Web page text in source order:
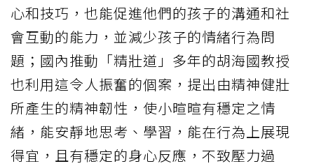
心和技巧，也能促進他們的孩子的溝通和社
會互動的能力，並減少孩子的情緒行為問
題；國內推動「精壯道」多年的胡海國教授
也利用這令人振奮的個案，提出由精神健壯
所產生的精神韌性，使小暄暄有穩定之情
緒，能安靜地思考、學習，能在行為上展現
得宜，且有穩定的身心反應，不致壓力過